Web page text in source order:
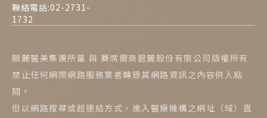
聯絡電話:02-2731-
1732
願麗醫美集團所屬 與 賽席爾商碧麗股份有限公司版權所有
禁止任何網際網路服務業者轉錄其網路資訊之內容供人點
閱。
但以網路搜尋或超連結方式，進入醫療機構之網址（域）直